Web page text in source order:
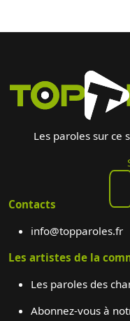
Les paroles sur ce
Contacts
info@topparoles.fr
Les artistes de la
Les paroles des
Abonnez-vous à